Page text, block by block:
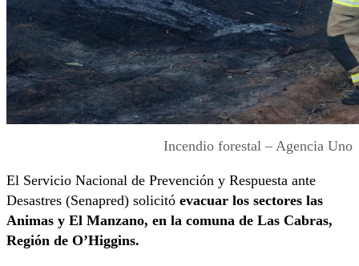
Incendio forestal – Agencia Uno
El Servicio Nacional de Prevención y Respuesta ante
Desastres (Senapred) solicitó evacuar los sectores las
Animas y El Manzano, en la comuna de Las Cabras,
Región de O’Higgins.